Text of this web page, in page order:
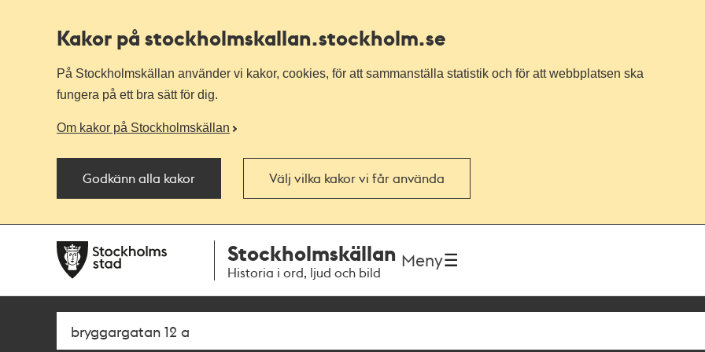
Kakor på stockholmskallan.stockholm.se
På Stockholmskällan använder vi kakor, cookies, för att sammanställa statistik och för att webbplatsen ska
fungera på ett bra sätt för dig.
Om kakor på Stockholmskällan
Godkänn alla kakor Välj vilka kakor vi får använda
navigationen
huvudinnehållet
Stockholmskällan
Historia i ord, ljud och bild
Meny
Sök